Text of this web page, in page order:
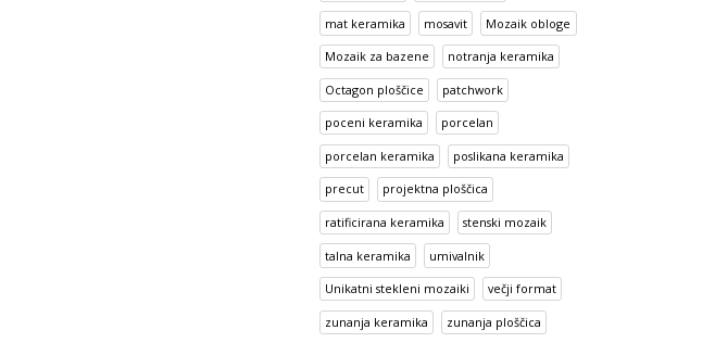
mat keramika mosavit Mozaik obloge
Mozaik za bazene notranja keramika
Octagon ploščice patchwork
poceni keramika porcelan
porcelan keramika poslikana keramika
precut projektna ploščica
ratificirana keramika stenski mozaik
talna keramika umivalnik
Unikatni stekleni mozaiki večji format
zunanja keramika zunanja ploščica